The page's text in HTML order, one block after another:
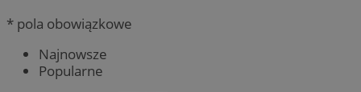
* pola obowiązkowe
Najnowsze
Popularne